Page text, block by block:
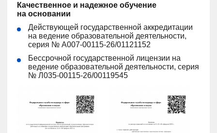
Качественное и надежное обучение
на основании
Действующей государственной аккредитации
на ведение образовательной деятельности,
серия № А007-00115-26/01121152
Бессрочной государственной лицензии на
ведение образовательной деятельности, серия
№ Л035-00115-26/00119545